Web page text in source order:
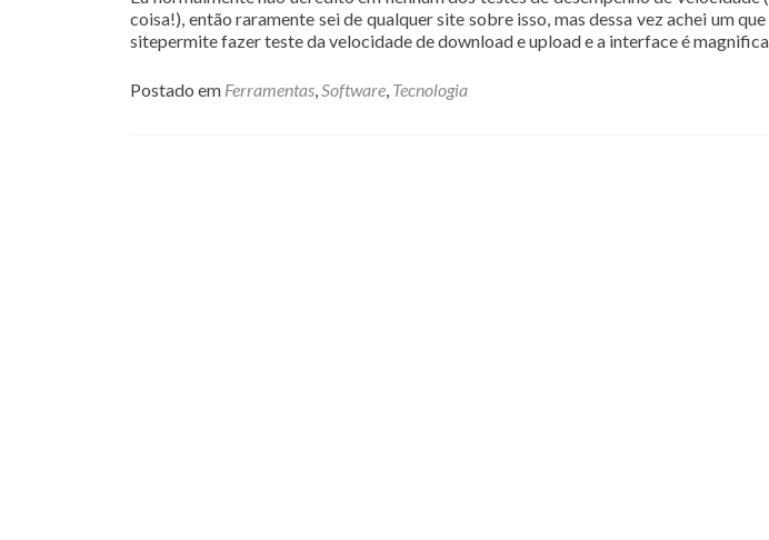
coisa!), então raramente sei de qualquer site sobre isso, mas dessa vez achei um
sitepermite fazer teste da velocidade de download e upload e a interface é
Postado em Ferramentas,Software, Tecnologia